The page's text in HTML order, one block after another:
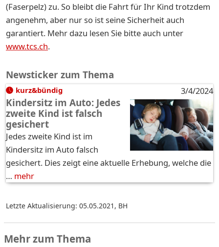
(Faserpelz) zu. So bleibt die Fahrt für Ihr Kind trotzdem
angenehm, aber nur so ist seine Sicherheit auch
garantiert. Mehr dazu lesen Sie bitte auch unter
www.tcs.ch.
Newsticker zum Thema
kurz&bündig 3/4/2024
Kindersitz im Auto: Jedes
zweite Kind ist falsch
gesichert
Jedes zweite Kind ist im
Kindersitz im Auto falsch
gesichert. Dies zeigt eine aktuelle Erhebung, welche die
… mehr
Letzte Aktualisierung: 05.05.2021 , BH
Mehr zum Thema